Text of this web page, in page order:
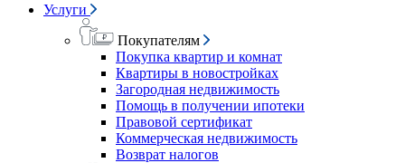
Услуги
Покупателям
Покупка квартир и комнат
Квартиры в новостройках
Загородная недвижимость
Помощь в получении ипотеки
Правовой сертификат
Коммерческая недвижимость
Возврат налогов